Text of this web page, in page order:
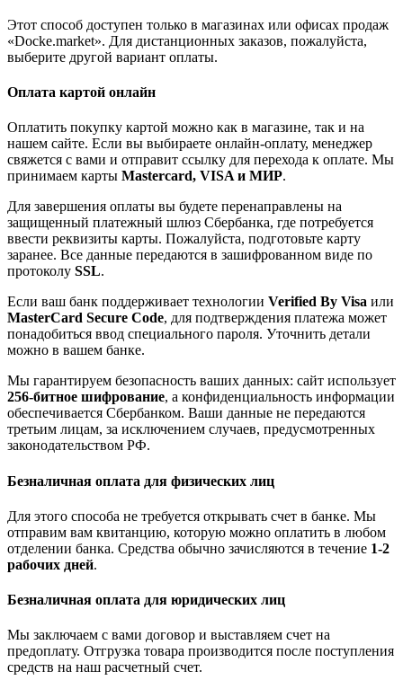
Этот способ доступен только в магазинах или офисах продаж
«Docke.market». Для дистанционных заказов, пожалуйста,
выберите другой вариант оплаты.
Оплата картой онлайн
Оплатить покупку картой можно как в магазине, так и на
нашем сайте. Если вы выбираете онлайн-оплату, менеджер
свяжется с вами и отправит ссылку для перехода к оплате. Мы
принимаем карты Mastercard, VISA и МИР.
Для завершения оплаты вы будете перенаправлены на
защищенный платежный шлюз Сбербанка, где потребуется
ввести реквизиты карты. Пожалуйста, подготовьте карту
заранее. Все данные передаются в зашифрованном виде по
протоколу SSL.
Если ваш банк поддерживает технологии Verified By Visa или
MasterCard Secure Code, для подтверждения платежа может
понадобиться ввод специального пароля. Уточнить детали
можно в вашем банке.
Мы гарантируем безопасность ваших данных: сайт использует
256-битное шифрование, а конфиденциальность информации
обеспечивается Сбербанком. Ваши данные не передаются
третьим лицам, за исключением случаев, предусмотренных
законодательством РФ.
Безналичная оплата для физических лиц
Для этого способа не требуется открывать счет в банке. Мы
отправим вам квитанцию, которую можно оплатить в любом
отделении банка. Средства обычно зачисляются в течение 1-2
рабочих дней.
Безналичная оплата для юридических лиц
Мы заключаем с вами договор и выставляем счет на
предоплату. Отгрузка товара производится после поступления
средств на наш расчетный счет.